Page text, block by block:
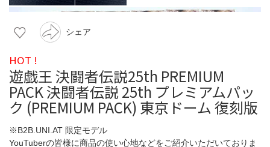
シェア
HOT !
遊戯王 決闘者伝説25th PREMIUM
PACK 決闘者伝説 25th プレミアムパッ
ク (PREMIUM PACK) 東京ドーム 復刻版
※B2B.UNI.AT 限定モデル
YouTuberの皆様に商品の使い心地などをご紹介いただいておりま